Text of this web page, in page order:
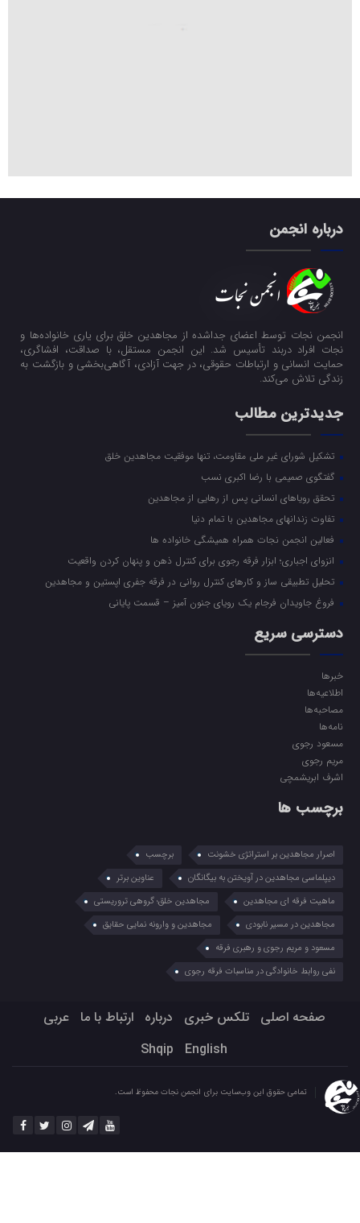
درباره انجمن
انجمن نجات توسط اعضای جداشده از مجاهدین خلق برای یاری خانواده‌ها و
نجات افراد دربند تأسیس شد. این انجمن مستقل، با صداقت، افشاگری،
حمایت انسانی و ارتباطات حقوقی، در جهت آزادی، آگاهی‌بخشی و بازگشت به
زندگی تلاش می‌کند.
جدیدترین مطالب
تشکیل شورای غیر ملی مقاومت، تنها موفقیت مجاهدین خلق
گفتگوی صمیمی با رضا اکبری نسب
تحقق رویاهای انسانی پس از رهایی از مجاهدین
تفاوت زندانهای مجاهدین با تمام دنیا
فعالین انجمن نجات همراه همیشگی خانواده ها
انزوای اجباری؛ ابزار فرقه رجوی برای کنترل ذهن و پنهان کردن واقعیت
تحلیل تطبیقی ساز و کارهای کنترل روانی در فرقه جفری اپستین و مجاهدین
فروغ جاویدان فرجام یک رویای جنون آمیز – قسمت پایانی
دسترسی سریع
خبرها
اطلاعیه‌ها
مصاحبه‌ها
نامه‌ها
مسعود رجوی
مریم رجوی
اشرف ابریشمچی
برچسب ها
اصرار مجاهدین بر استراتژی خشونت
برچسب
دیپلماسی مجاهدین در آویختن به بیگانگان
عناوین برتر
ماهیت فرقه ای مجاهدین
مجاهدین خلق؛ گروهی تروریستی
مجاهدین در مسیر نابودی
مجاهدین و وارونه نمایی حقایق
مسعود و مریم رجوی و رهبری فرقه
نفی روابط خانوادگی در مناسبات فرقه رجوی
صفحه اصلی تلکس خبری درباره ارتباط با ما
عربي
English
Shqip
تمامی حقوق این وب‌سایت برای انجمن نجات محفوظ است.